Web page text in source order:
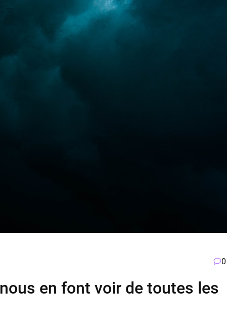
0
en font voir de toutes les